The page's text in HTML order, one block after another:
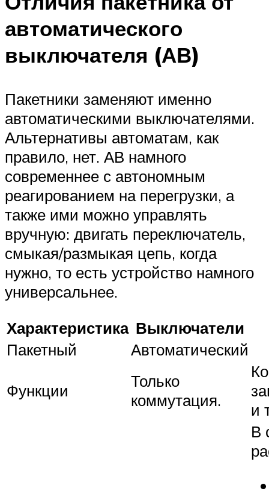
автоматического
выключателя (АВ)
Пакетники заменяют именно
автоматическими выключателями.
Альтернативы автоматам, как
правило, нет. АВ намного
современнее с автономным
реагированием на перегрузки, а
также ими можно управлять
вручную: двигать переключатель,
смыкая/размыкая цепь, когда
нужно, то есть устройство намного
универсальнее.
Характеристика Выключатели
Пакетный
Автоматический
Функции
Только
коммутация.
и
В